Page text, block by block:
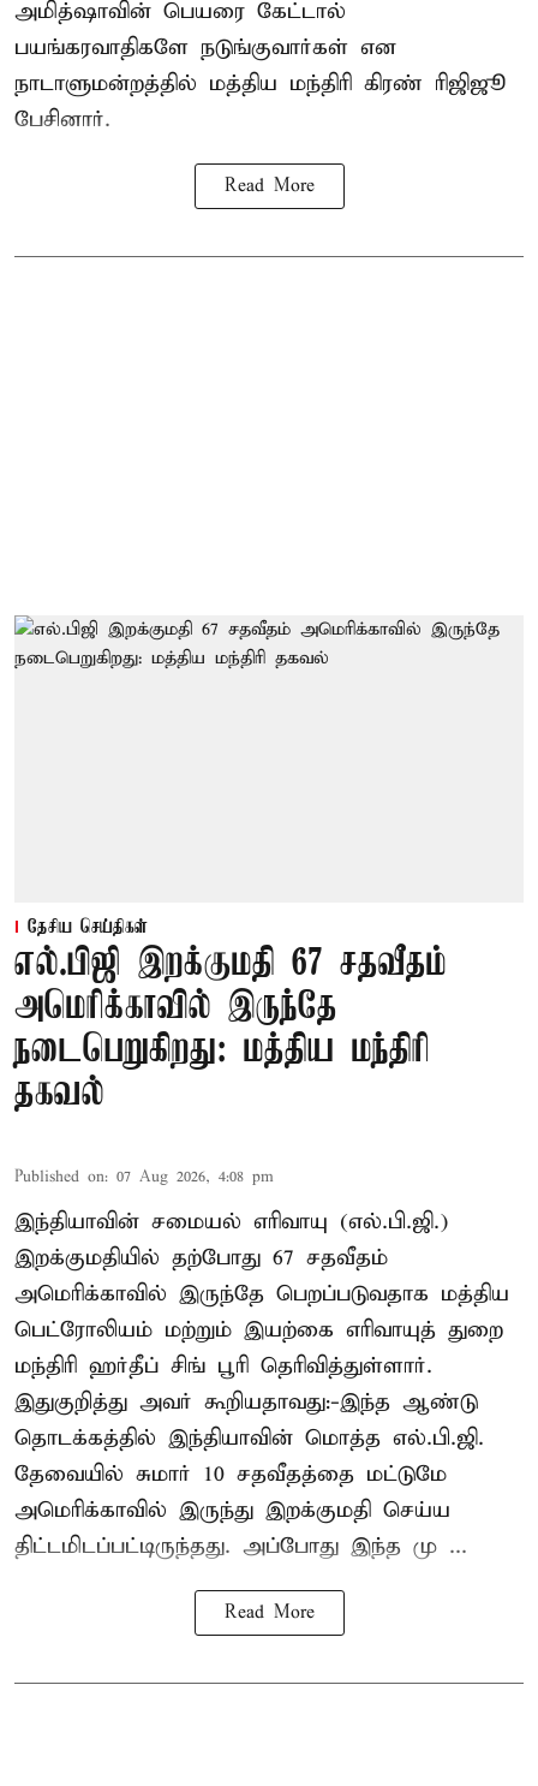
அமித்ஷாவின் பெயரை கேட்டால்
பயங்கரவாதிகளே நடுங்குவார்கள் என
நாடாளுமன்றத்தில் மத்திய மந்திரி கிரண் ரிஜிஜூ
பேசினார்.
Read More
தேசிய செய்திகள்
எல்.பிஜி இறக்குமதி 67 சதவீதம்
அமெரிக்காவில் இருந்தே
நடைபெறுகிறது: மத்திய மந்திரி
தகவல்
Published on: 07 Aug 2026, 4:08 pm
இந்தியாவின் சமையல் எரிவாயு (எல்.பி.ஜி.)
இறக்குமதியில் தற்போது 67 சதவீதம்
அமெரிக்காவில் இருந்தே பெறப்படுவதாக மத்திய
பெட்ரோலியம் மற்றும் இயற்கை எரிவாயுத் துறை
மந்திரி ஹர்தீப் சிங் பூரி தெரிவித்துள்ளார்.
இதுகுறித்து அவர் கூறியதாவது:-இந்த ஆண்டு
தொடக்கத்தில் இந்தியாவின் மொத்த எல்.பி.ஜி.
தேவையில் சுமார் 10 சதவீதத்தை மட்டுமே
அமெரிக்காவில் இருந்து இறக்குமதி செய்ய
திட்டமிடப்பட்டிருந்தது. அப்போது இந்த மு ...
Read More